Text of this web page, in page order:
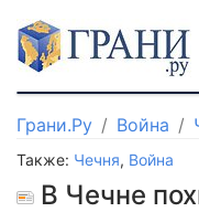
Грани.Ру Война
Также: Чечня, Война
В Чечне